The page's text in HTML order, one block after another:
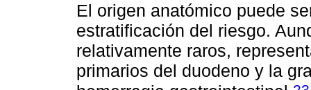
El origen anatómico puede
estratificación del riesgo.
relativamente raros,
primarios del duodeno y la